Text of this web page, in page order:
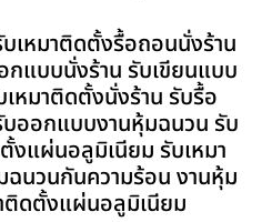
หมาติดตั้งรื้อถอนนั่งร้าน
แบบนั่งร้าน รับเขียนแบบ
หมาติดตั้งนั่งร้าน รับรื้อ
บออกแบบงานหุ้มฉนวน รับ
แผ่นอลูมิเนียม รับเหมา
นวนกันความร้อน งานหุ้ม
ติดตั้งแผ่นอลูมิเนียม